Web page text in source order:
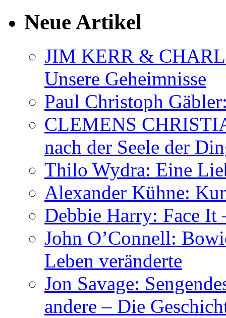
Neue Artikel
JIM KERR &
Unsere Geheimnisse
Paul Christoph
CLEMENS
nach der Seele der
Thilo Wydra: Eine
Alexander Kühne:
Debbie Harry: Face
John O’Connell:
Leben veränderte
Jon Savage:
andere – Die